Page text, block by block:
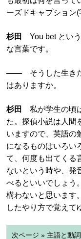
ーズドキャプション(
杉田
You bet とい
な言葉です。
―― そうした生き
はありますか。
杉田
私が学生の頃
た。探偵小説は人間
いますので、英語の
になるものはいろい
て、何度も出てくる
ないという時や、発
べるといいでしょう
構わないと思います
したやり方で覚えて
次ページ » 主語と動